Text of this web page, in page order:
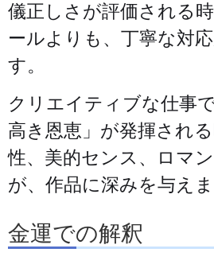
儀正しさが評価される
ールよりも、丁寧な対
す。
クリエイティブな仕事
高き恩恵」が発揮され
性、美的センス、ロマ
が、作品に深みを与えま
金運での解釈